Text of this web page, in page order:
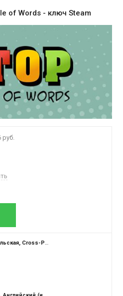
of Words - ключ Steam
руб.
Platform Multiplayer